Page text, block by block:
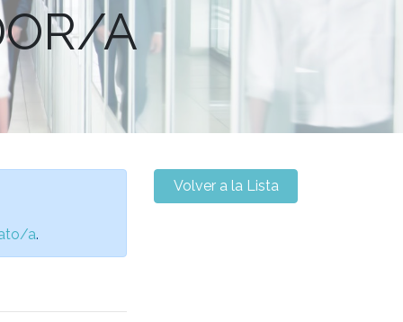
A
a.
Volver a la Lista